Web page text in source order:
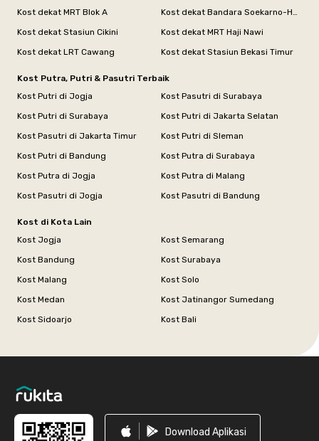
Kost dekat MRT Blok A
Kost dekat Stasiun Cikini
Kost dekat MRT Haji Nawi
Kost dekat LRT Cawang
Kost dekat Stasiun Bekasi Timur
Kost Putra, Putri & Pasutri Terbaik
Kost Putri di Jogja
Kost Pasutri di Surabaya
Kost Putri di Surabaya
Kost Putri di Jakarta Selatan
Kost Pasutri di Jakarta Timur
Kost Putri di Sleman
Kost Putri di Bandung
Kost Putra di Surabaya
Kost Putra di Jogja
Kost Putra di Malang
Kost Pasutri di Jogja
Kost Pasutri di Bandung
Kost di Kota Lain
Kost Jogja
Kost Semarang
Kost Bandung
Kost Surabaya
Kost Malang
Kost Solo
Kost Medan
Kost Jatinangor Sumedang
Kost Sidoarjo
Kost Bali
Download Aplikasi